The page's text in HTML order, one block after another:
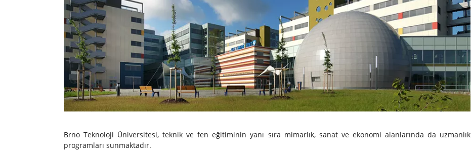
Brno Teknoloji Üniversitesi, teknik ve fen eğitiminin yanı sıra mimarlık, sanat ve ekonomi alanlarında da uzmanlık
programları sunmaktadır.